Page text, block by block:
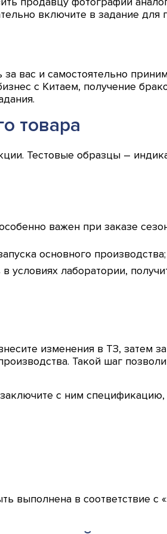
включите в задание для
вас и самостоятельно
с Китаем, получение
товара
Тестовые образцы –
важен при заказе
основного производства;
лаборатории,
изменения в ТЗ, затем
Такой шаг
с ним
выполнена в соответствие с